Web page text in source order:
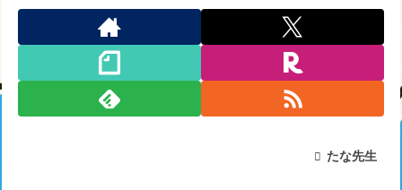
たな先生